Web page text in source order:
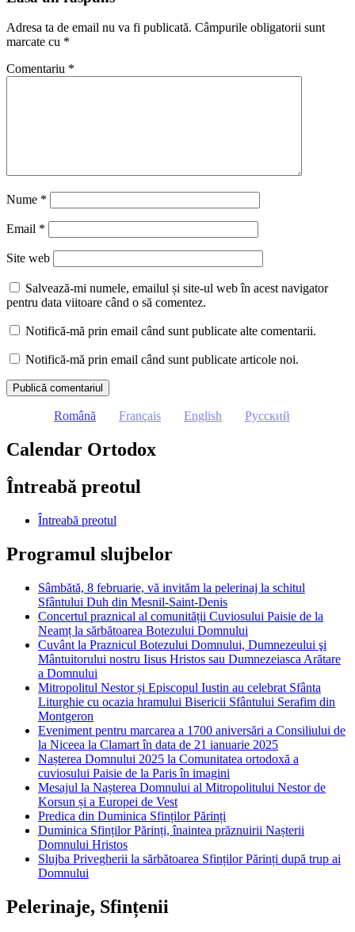
Adresa ta de email nu va fi publicată. Câmpurile obligatorii sunt
marcate cu *
Comentariu *
Nume *
Email *
Site web
Salvează-mi numele, emailul și site-ul web în acest navigator
pentru data viitoare când o să comentez.
Notifică-mă prin email când sunt publicate alte comentarii.
Notifică-mă prin email când sunt publicate articole noi.
Română Français English Русский
Calendar Ortodox
Întreabă preotul
Întreabă preotul
Programul slujbelor
Sâmbătă, 8 februarie, vă invităm la pelerinaj la schitul
Sfântului Duh din Mesnil-Saint-Denis
Concertul praznical al comunității Cuviosului Paisie de la
Neamț la sărbătoarea Botezului Domnului
Cuvânt la Praznicul Botezului Domnului, Dumnezeului şi
Mântuitorului nostru Iisus Hristos sau Dumnezeiasca Arătare
a Domnului
Mitropolitul Nestor și Episcopul Iustin au celebrat Sfânta
Liturghie cu ocazia hramului Bisericii Sfântului Serafim din
Montgeron
Eveniment pentru marcarea a 1700 aniversări a Consiliului de
la Niceea la Clamart în data de 21 ianuarie 2025
Nașterea Domnului 2025 la Comunitatea ortodoxă a
cuviosului Paisie de la Paris în imagini
Mesajul la Nașterea Domnului al Mitropolitului Nestor de
Korsun și a Europei de Vest
Predica din Duminica Sfinților Părinți
Duminica Sfinților Părinți, înaintea prăznuirii Nașterii
Domnului Hristos
Slujba Privegherii la sărbătoarea Sfinților Părinți după trup ai
Domnului
Pelerinaje, Sfințenii